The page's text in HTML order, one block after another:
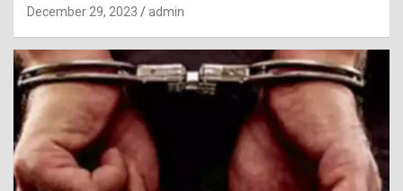
December 29, 2023 admin